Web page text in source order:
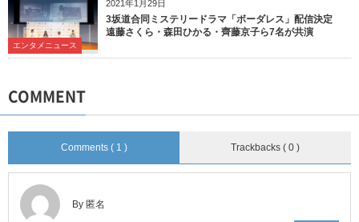
2021年1月29日
エンタメニュース
3坂道合同ミステリードラマ「ボーダレス」配信決定
遠藤さくら・森田ひかる・齊藤京子ら7名が共演
COMMENT
Comments ( 1 ) Trackbacks ( 0 )
By 匿名